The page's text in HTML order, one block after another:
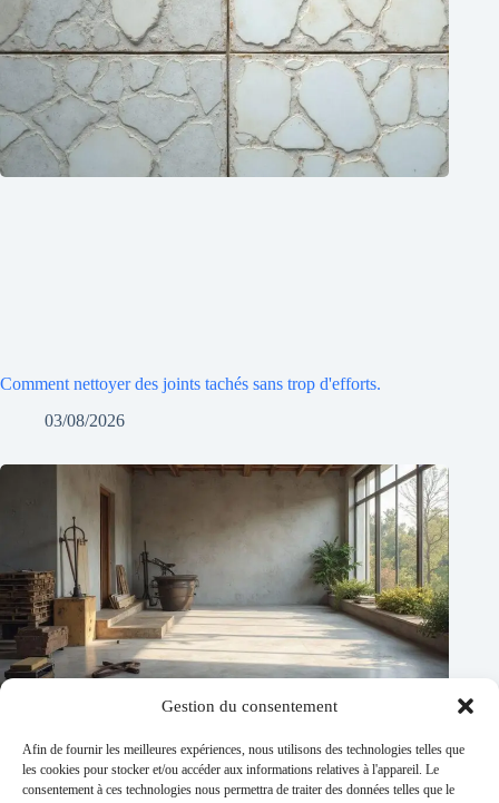
Gestion du consentement
Afin de fournir les meilleures expériences, nous utilisons des technologies telles que
les cookies pour stocker et/ou accéder aux informations relatives à l'appareil. Le
consentement à ces technologies nous permettra de traiter des données telles que le
Comment nettoyer des joints tachés sans trop d'efforts.
03/08/2026